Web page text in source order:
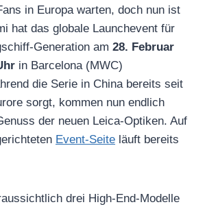
in Europa warten, doch nun ist
hat das globale Launchevent für
Generation am 28. Februar
in Barcelona (MWC)
die Serie in China bereits seit
sorgt, kommen nun endlich
der neuen Leica-Optiken. Auf
Event-Seite läuft bereits
drei High-End-Modelle